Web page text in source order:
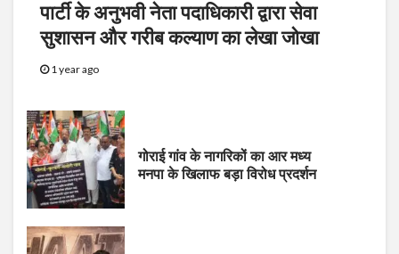
पार्टी के अनुभवी नेता पदाधिकारी द्वारा सेवा
सुशासन और गरीब कल्याण का लेखा जोखा
1 year ago
गोराई गांव के नागरिकों का आर मध्य
मनपा के खिलाफ बड़ा विरोध प्रदर्शन